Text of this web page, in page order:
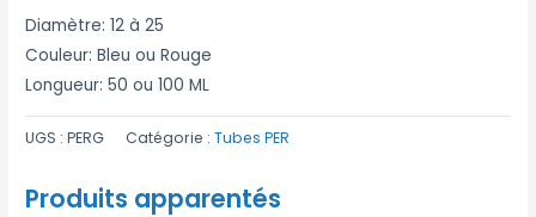
Diamètre: 12 à 25
Couleur: Bleu ou Rouge
Longueur: 50 ou 100 ML
UGS :PERG Catégorie :Tubes PER
Produits apparentés